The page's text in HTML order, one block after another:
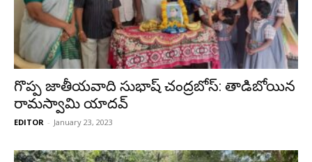
గొప్ప జాతీయవాది సుభాష్ చంద్రబోస్: తాడిబోయిన
రామస్వామి యాదవ్
EDITOR - January 23, 2023